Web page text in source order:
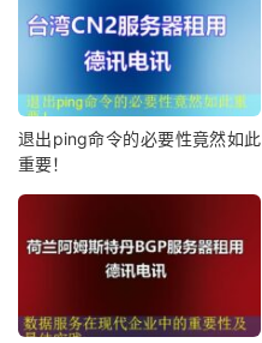
退出ping命令的必要性竟然如此
重要！